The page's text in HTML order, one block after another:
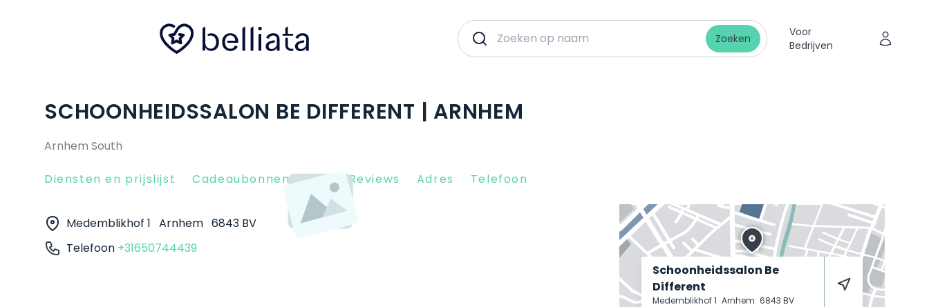
Zoeken
Voor
Bedrijven
SCHOONHEIDSSALON BE DIFFERENT | ARNHEM
Arnhem South
Diensten en prijslijst Cadeaubonnen Client Reviews Adres Telefoon
Medemblikhof 1 Arnhem 6843 BV
Telefoon +31650744439
Schoonheidssalon Be
Different
Medemblikhof 1 Arnhem 6843 BV